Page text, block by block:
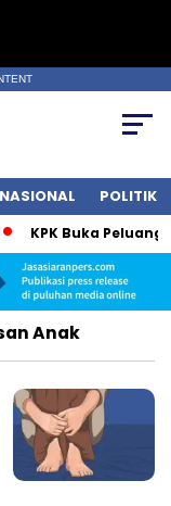
NASIONAL POLITIK
KPK Buka
Anak